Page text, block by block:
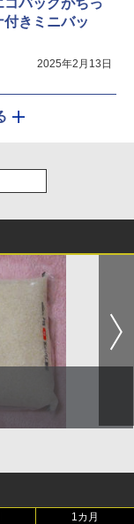
きミニバッ
2025年2月13日
1カ月